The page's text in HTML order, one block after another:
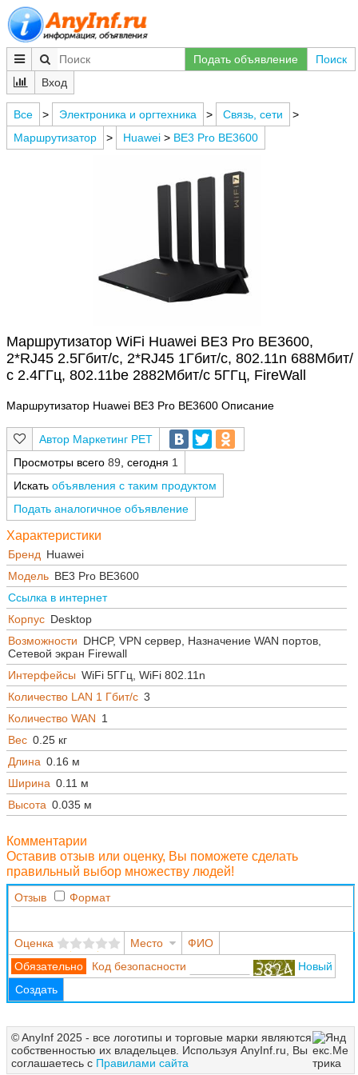
Подать объявление
Поиск
Вход
Все > Электроника и оргтехника > Связь, сети
>
Маршрутизатор
> Huawei > BE3 Pro BE3600
Маршрутизатор WiFi Huawei BE3 Pro BE3600,
2*RJ45 2.5Гбит/с, 2*RJ45 1Гбит/с, 802.11n 688Мбит/
с 2.4ГГц, 802.11be 2882Мбит/с 5ГГц, FireWall
Маршрутизатор Huawei BE3 Pro BE3600 Описание
Маркетинг РЕТ
Просмотры всего 89 , сегодня 1
Искать объявления с таким продуктом
Подать аналогичное объявление
Характеристики
Бренд Huawei
Модель BE3 Pro BE3600
Ссылка в интернет
Корпус Desktop
Возможности DHCP, VPN сервер, Назначение WAN портов,
Сетевой экран Firewall
Интерфейсы WiFi 5ГГц, WiFi 802.11n
Количество LAN 1 Гбит/с 3
Количество WAN 1
Вес 0.25 кг
Длина 0.16 м
Ширина 0.11 м
Высота 0.035 м
Комментарии
Оставив отзыв или оценку, Вы поможете сделать
правильный выбор множеству людей!
Отзыв Формат
Оценка Место
ФИО
Код безопасности
Новый
Создать
© AnyInf 2025 - все логотипы и торговые марки являются
собственностью их владельцев. Используя AnyInf.ru, Вы
соглашаетесь с Правилами сайта